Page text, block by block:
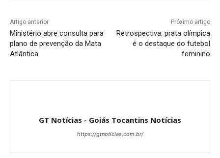
Artigo anterior
Ministério abre consulta para
plano de prevenção da Mata
Atlântica
Próximo artigo
Retrospectiva: prata olímpica
é o destaque do futebol
feminino
GT Notícias - Goiás Tocantins Notícias
https://gtnoticias.com.br/